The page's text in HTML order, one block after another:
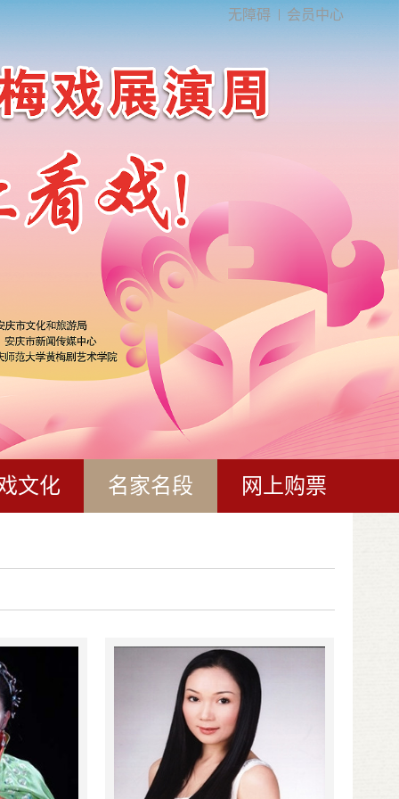
无障碍 会员中心
文化 名家名段 网上购票